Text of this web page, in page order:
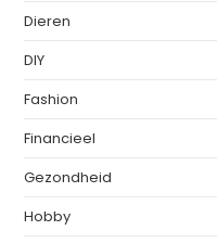
Dieren
DIY
Fashion
Financieel
Gezondheid
Hobby